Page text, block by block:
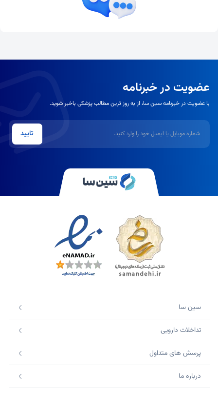
عضویت در خبرنامه
با عضویت در خبرنامه سین سا، از به روز ترین مطالب پزشکی باخبر شوید.
تایید
سین سا
تداخلات دارویی
پرسش های متداول
درباره ما